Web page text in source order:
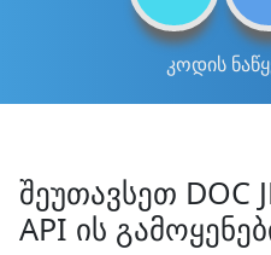
კოდის
შეუთავსეთ DOC
API ის